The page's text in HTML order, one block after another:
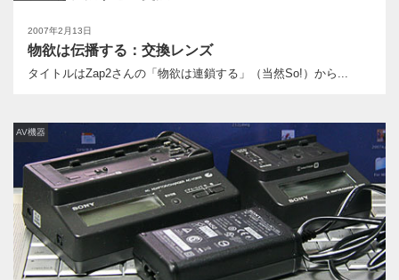
2007年2月13日
物欲は伝播する：交換レンズ
タイトルはZap2さんの「物欲は連鎖する」（当然So!）から...
AV機器